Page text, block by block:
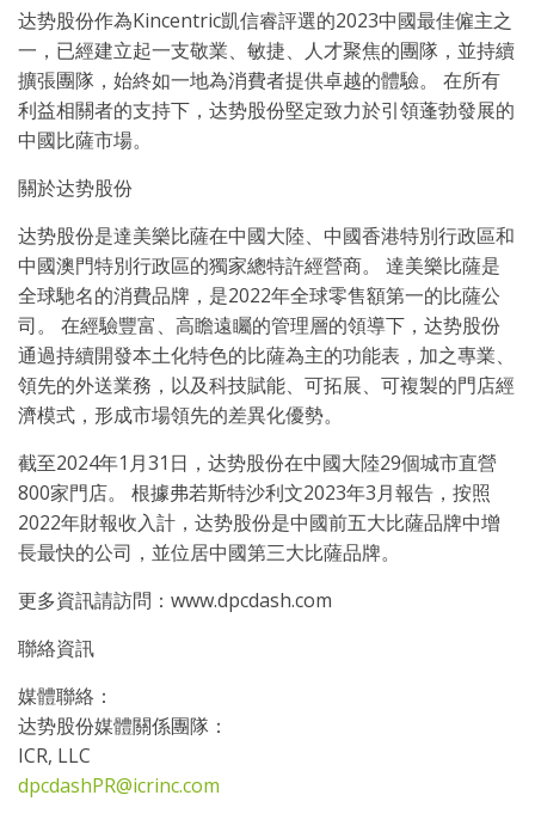
达势股份作為Kincentric凱信睿評選的2023中國最佳僱主之
一，已經建立起一支敬業、敏捷、人才聚焦的團隊，並持續
擴張團隊，始終如一地為消費者提供卓越的體驗。 在所有
利益相關者的支持下，达势股份堅定致力於引領蓬勃發展的
中國比薩市場。
關於达势股份
达势股份是達美樂比薩在中國大陸、中國香港特別行政區和
中國澳門特別行政區的獨家總特許經營商。 達美樂比薩是
全球馳名的消費品牌，是2022年全球零售額第一的比薩公
司。 在經驗豐富、高瞻遠矚的管理層的領導下，达势股份
通過持續開發本土化特色的比薩為主的功能表，加之專業、
領先的外送業務，以及科技賦能、可拓展、可複製的門店經
濟模式，形成市場領先的差異化優勢。
截至2024年1月31日，达势股份在中國大陸29個城市直營
800家門店。 根據弗若斯特沙利文2023年3月報告，按照
2022年財報收入計，达势股份是中國前五大比薩品牌中增
長最快的公司，並位居中國第三大比薩品牌。
更多資訊請訪問：www.dpcdash.com
聯絡資訊
媒體聯絡：
达势股份媒體關係團隊：
ICR, LLC
dpcdashPR@icrinc.com